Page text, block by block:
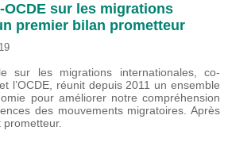
OCDE sur les migrations
premier bilan prometteur
sur les migrations internationales, co-
l’OCDE, réunit depuis 2011 un ensemble
pour améliorer notre compréhension
des mouvements migratoires. Après